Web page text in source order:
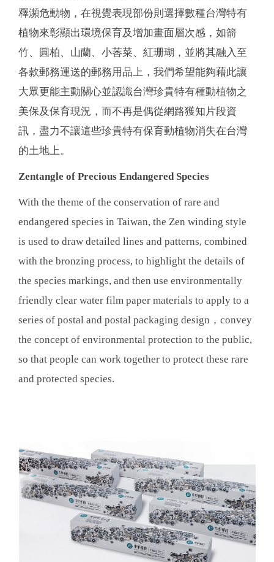
釋瀕危動物，在視覺表現部份則選擇數種台灣特有
植物來彰顯出環境保育及增加畫面層次感，如箭
竹、圓柏、山蘭、小莕菜、紅珊瑚，並將其融入至
各款郵務運送的郵務用品上，我們希望能夠藉此讓
大眾更能主動關心並認識台灣珍貴特有種動植物之
美保及保育現況，而不再是偶從網路獲知片段資
訊，盡力不讓這些珍貴特有保育動植物消失在台灣
的土地上。
Zentangle of Precious Endangered Species
With the theme of the conservation of rare and
endangered species in Taiwan, the Zen winding style
is used to draw detailed lines and patterns, combined
with the bronzing process, to highlight the details of
the species markings, and then use environmentally
friendly clear water film paper materials to apply to a
series of postal and postal packaging design ，convey
the concept of environmental protection to the public,
so that people can work together to protect these rare
and protected species.